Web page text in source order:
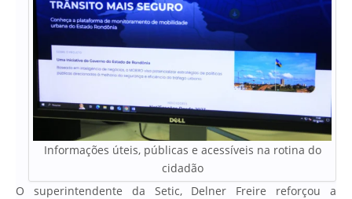
Informações úteis, públicas e acessíveis na rotina do
cidadão
O superintendente da Setic, Delner Freire reforçou a